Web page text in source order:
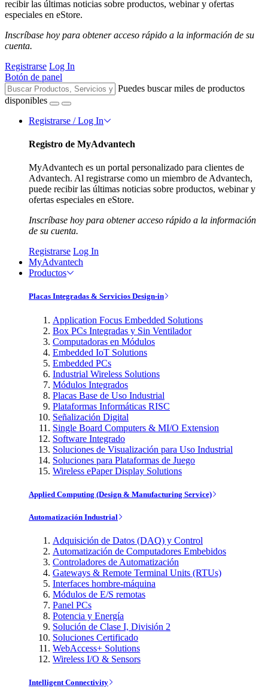
recibir las últimas noticias sobre productos, webinar y ofertas
especiales en eStore.
Inscríbase hoy para obtener acceso rápido a la información de su
cuenta.
Registrarse Log In
Botón de panel
Puedes buscar miles de productos
disponibles
Registrarse / Log In
Registro de MyAdvantech
MyAdvantech es un portal personalizado para clientes de
Advantech. Al registrarse como un miembro de Advantech,
puede recibir las últimas noticias sobre productos, webinar y
ofertas especiales en eStore.
Inscríbase hoy para obtener acceso rápido a la información
de su cuenta.
Registrarse Log In
MyAdvantech
Productos
Placas Integradas & Servicios Design-in
Application Focus Embedded Solutions
Box PCs Integradas y Sin Ventilador
Computadoras en Módulos
Embedded IoT Solutions
Embedded PCs
Industrial Wireless Solutions
Módulos Integrados
Placas Base de Uso Industrial
Plataformas Informáticas RISC
Señalización Digital
Single Board Computers & MI/O Extension
Software Integrado
Soluciones de Visualización para Uso Industrial
Soluciones para Plataformas de Juego
Wireless ePaper Display Solutions
Applied Computing (Design & Manufacturing Service)
Automatización Industrial
Adquisición de Datos (DAQ) y Control
Automatización de Computadores Embebidos
Controladores de Automatización
Gateways & Remote Terminal Units (RTUs)
Interfaces hombre-máquina
Módulos de E/S remotas
Panel PCs
Potencia y Energía
Solución de Clase I, División 2
Soluciones Certificado
WebAccess+ Solutions
Wireless I/O & Sensors
Intelligent Connectivity